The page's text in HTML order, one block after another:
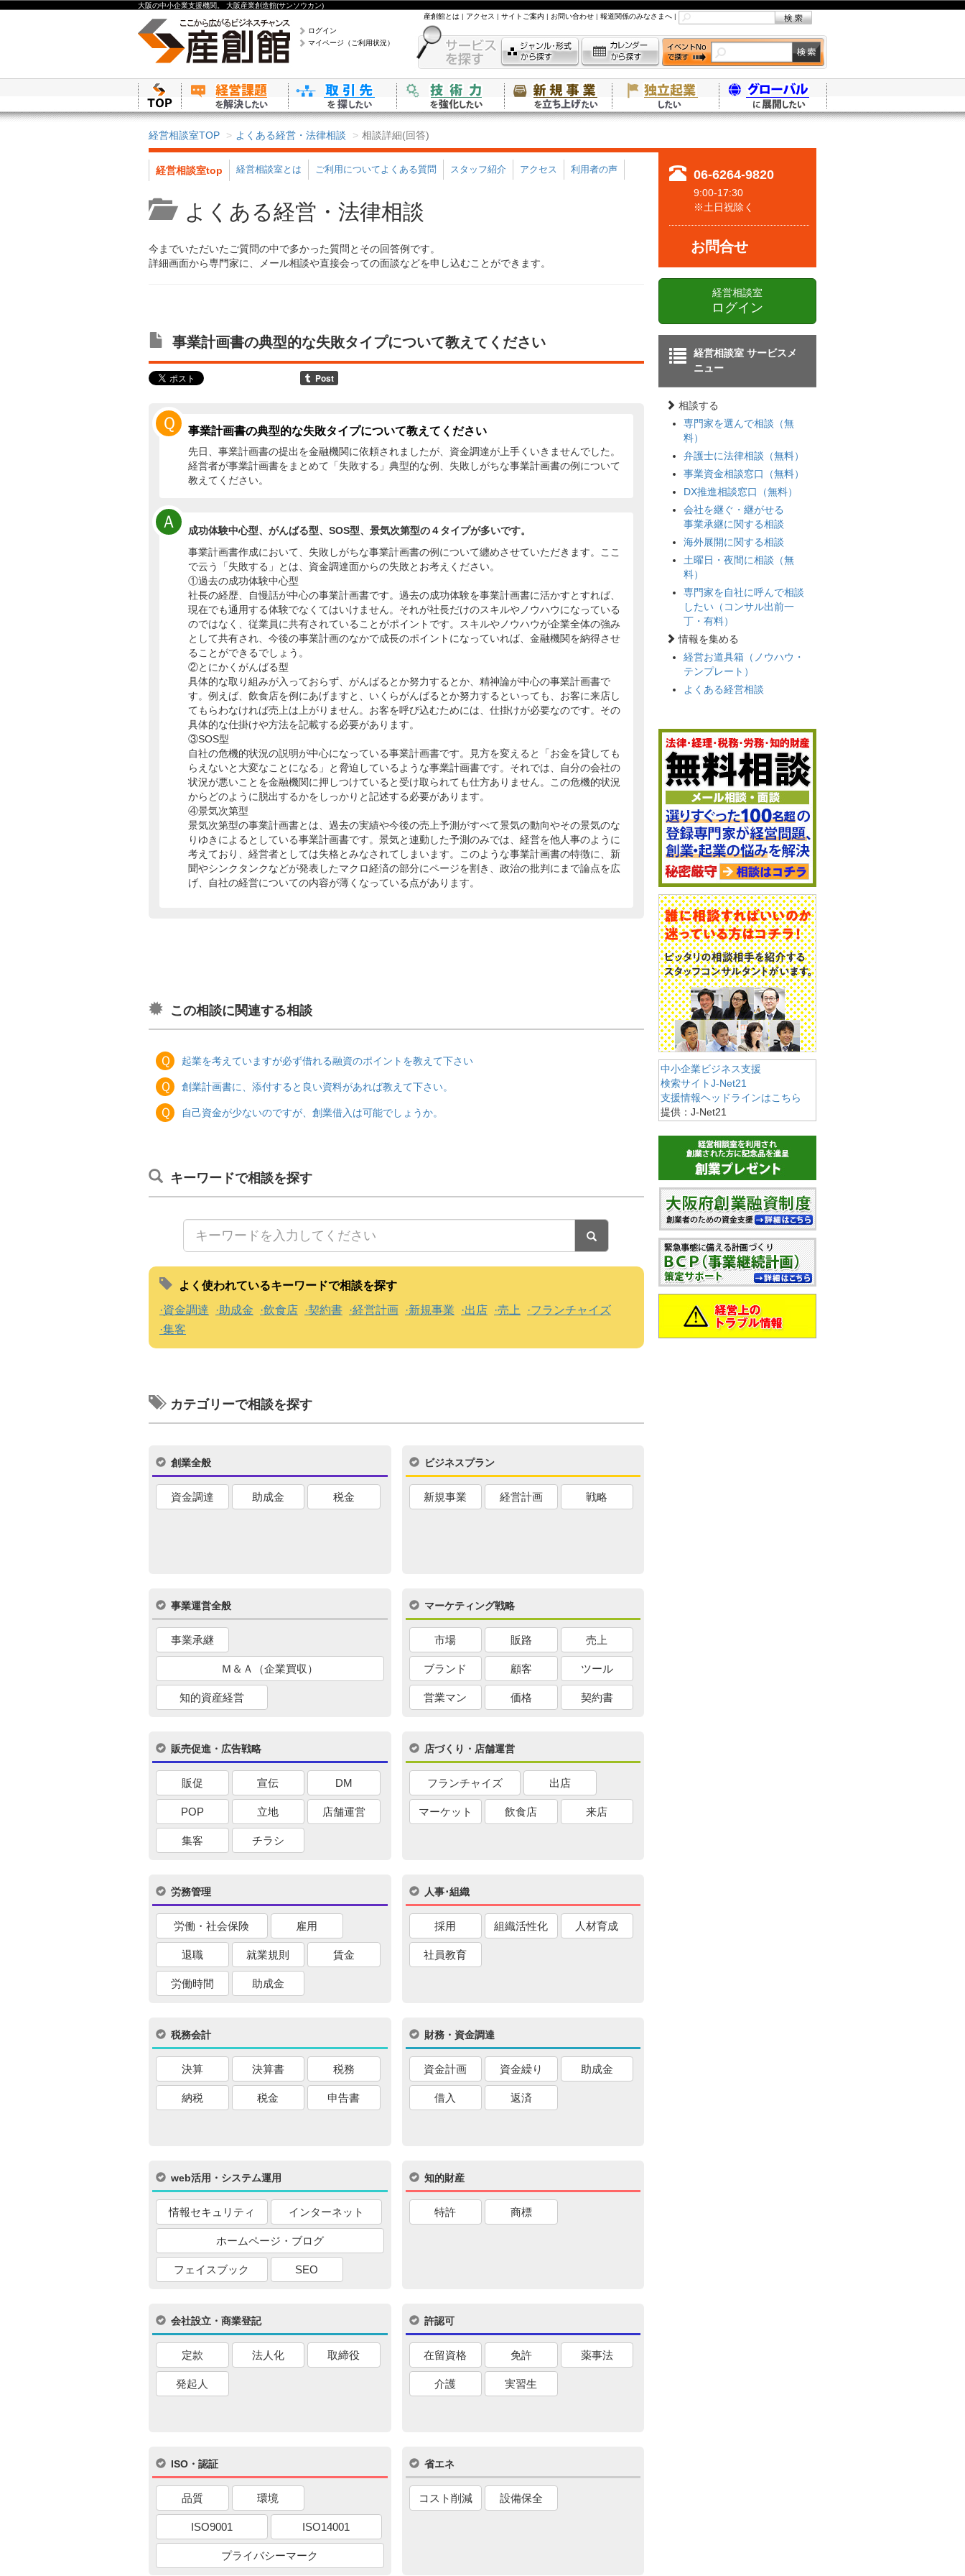
大阪の中小企業支援機関。 大阪産業創造館(サンソウカン)
ログイン
マイページ（ご利用状況）
産創館とは | アクセス | サイトご案内 | お問い合わせ | 報道関係のみなさまへ |
経営相談室TOP よくある経営・法律相談 相談詳細(回答)
経営相談室top 経営相談室とは ご利用についてよくある質問 スタッフ紹介 アクセス 利用者の声
よくある経営・法律相談
今までいただいたご質問の中で多かった質問とその回答例です。
詳細画面から専門家に、メール相談や直接会っての面談などを申し込むことができます。
事業計画書の典型的な失敗タイプについて教えてください
Ｑ 事業計画書の典型的な失敗タイプについて教えてください
先日、事業計画書の提出を金融機関に依頼されましたが、資金調達が上手くいきませんでした。
経営者が事業計画書をまとめて「失敗する」典型的な例、失敗しがちな事業計画書の例について
教えてください。
Ａ
成功体験中心型、がんばる型、SOS型、景気次第型の４タイプが多いです。
事業計画書作成において、失敗しがちな事業計画書の例について纏めさせていただきます。ここ
で云う「失敗する」とは、資金調達面からの失敗とお考えください。
①過去の成功体験中心型
社長の経歴、自慢話が中心の事業計画書です。過去の成功体験を事業計画書に活かすとすれば、
現在でも通用する体験でなくてはいけません。それが社長だけのスキルやノウハウになっている
のではなく、従業員に共有されていることがポイントです。スキルやノウハウが企業全体の強み
として共有され、今後の事業計画のなかで成長のポイントになっていれば、金融機関を納得させ
ることができるでしょう。
②とにかくがんばる型
具体的な取り組みが入っておらず、がんばるとか努力するとか、精神論が中心の事業計画書で
す。例えば、飲食店を例にあげますと、いくらがんばるとか努力するといっても、お客に来店し
てもらわなければ売上は上がりません。お客を呼び込むためには、仕掛けが必要なのです。その
具体的な仕掛けや方法を記載する必要があります。
③SOS型
自社の危機的状況の説明が中心になっている事業計画書です。見方を変えると「お金を貸しても
らえないと大変なことになる」と脅迫しているような事業計画書です。それでは、自分の会社の
状況が悪いことを金融機関に押しつけていると受け取られても仕方ありません。この危機的状況
からどのように脱出するかをしっかりと記述する必要があります。
④景気次第型
景気次第型の事業計画書とは、過去の実績や今後の売上予測がすべて景気の動向やその景気のな
りゆきによるとしている事業計画書です。景気と連動した予測のみでは、経営を他人事のように
考えており、経営者としては失格とみなされてしまいます。このような事業計画書の特徴に、新
聞やシンクタンクなどが発表したマクロ経済の部分にページを割き、政治の批判にまで論点を広
げ、自社の経営についての内容が薄くなっている点があります。
この相談に関連する相談
Ｑ 起業を考えていますが必ず借れる融資のポイントを教えて下さい
Ｑ 創業計画書に、添付すると良い資料があれば教えて下さい。
Ｑ 自己資金が少ないのですが、創業借入は可能でしょうか。
キーワードで相談を探す
よく使われているキーワードで相談を探す
資金調達
助成金 飲食店 契約書 経営計画 新規事業 出店 売上
フランチャイズ
集客
カテゴリーで相談を探す
創業全般
資金調達 助成金 税金
ビジネスプラン
新規事業 経営計画 戦略
事業運営全般
事業承継
Ｍ＆Ａ（企業買収）
知的資産経営
マーケティング戦略
市場 販路 売上
ブランド 顧客 ツール
営業マン 価格 契約書
販売促進・広告戦略
販促 宣伝 DM
POP 立地 店舗運営
集客 チラシ
店づくり・店舗運営
フランチャイズ 出店
マーケット 飲食店 来店
労務管理
労働・社会保険 雇用
退職 就業規則 賃金
労働時間 助成金
人事･組織
採用 組織活性化 人材育成
社員教育
税務会計
決算 決算書 税務
納税 税金 申告書
財務・資金調達
資金計画 資金繰り 助成金
借入 返済
web活用・システム運用
情報セキュリティ インターネット
ホームページ・ブログ
フェイスブック SEO
知的財産
特許 商標
会社設立・商業登記
定款 法人化 取締役
発起人
許認可
在留資格 免許 薬事法
介護 実習生
ISO・認証
品質 環境
ISO9001 ISO14001
プライバシーマーク
省エネ
コスト削減 設備保全
06-6264-9820
9:00-17:30
※土日祝除く
お問合せ
経営相談室
ログイン
経営相談室 サービスメ
ニュー
相談する
専門家を選んで相談（無
料）
弁護士に法律相談（無料）
事業資金相談窓口（無料）
DX推進相談窓口（無料）
会社を継ぐ・継がせる
事業承継に関する相談
海外展開に関する相談
土曜日・夜間に相談（無
料）
専門家を自社に呼んで相談
したい（コンサル出前一
丁・有料）
情報を集める
経営お道具箱（ノウハウ・
テンプレート）
よくある経営相談
中小企業ビジネス支援
検索サイトJ-Net21
支援情報ヘッドラインはこちら
提供：J-Net21